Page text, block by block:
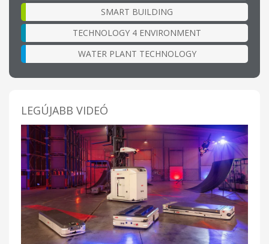
SMART BUILDING
TECHNOLOGY 4 ENVIRONMENT
WATER PLANT TECHNOLOGY
LEGÚJABB VIDEÓ